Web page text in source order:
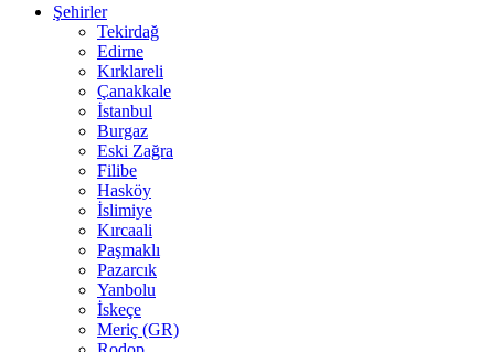
Şehirler
Tekirdağ
Edirne
Kırklareli
Çanakkale
İstanbul
Burgaz
Eski Zağra
Filibe
Hasköy
İslimiye
Kırcaali
Paşmaklı
Pazarcık
Yanbolu
İskeçe
Meriç (GR)